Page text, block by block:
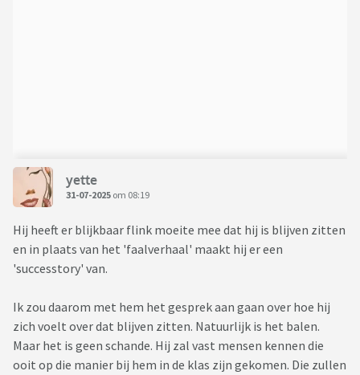
yette
31-07-2025 om 08:19
Hij heeft er blijkbaar flink moeite mee dat hij is blijven zitten
en in plaats van het 'faalverhaal' maakt hij er een
'successtory' van.
Ik zou daarom met hem het gesprek aan gaan over hoe hij
zich voelt over dat blijven zitten. Natuurlijk is het balen.
Maar het is geen schande. Hij zal vast mensen kennen die
ooit op die manier bij hem in de klas zijn gekomen. Die zullen